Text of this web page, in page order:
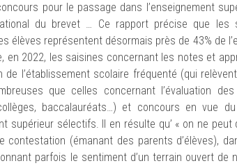
pour le passage dans l’enseignement
du brevet … Ce rapport précise que
élèves représentent désormais près de 43% de
en 2022, les saisines concernant les notes et
de l’établissement scolaire fréquenté (qui
que celles concernant l’évaluation
baccalauréats…) et concours en vue
supérieur sélectifs. Il en résulte qu’ « on ne
contestation (émanant des parents d’élèves),
parfois le sentiment d’un terrain ouvert de